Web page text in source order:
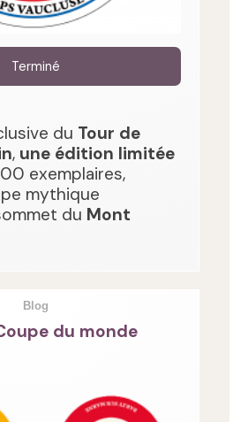
Terminé
du Tour de
, une édition limitée
exemplaires,
mythique
du Mont
Blog
du monde